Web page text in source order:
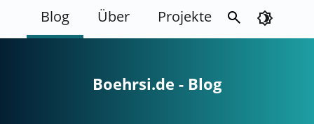
Blog Über Projekte search brightness_4
Boehrsi.de - Blog